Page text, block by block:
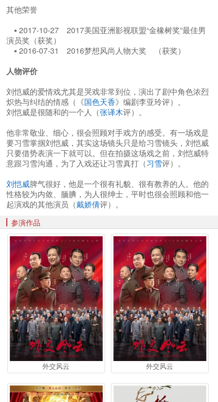
其他荣誉
▪ 2017-10-27 2017美国亚洲影视联盟“金橡树奖”最佳男
演员奖（获奖）
▪ 2016-07-31 2016梦想风尚人物大奖 （获奖）
人物评价
刘恺威的爱情戏尤其是哭戏非常到位，演出了剧中角色浓烈
炽热与纠结的情感（《国色天香》编剧李亚玲评）。
刘恺威是很随和的一个人（张译木评）。
他非常敬业、细心，很会照顾对手戏方的感受。有一场戏是
要习雪掌掴刘恺威，其实这场镜头只是给习雪镜头，刘恺威
只要借势表演一下就可以。但在拍摄这场戏之前，刘恺威特
意跟习雪沟通，为了入戏还让习雪真打（习雪评）。
刘恺威脾气很好，他是一个很有礼貌、很有教养的人。他的
性格较为内敛、腼腆，为人很绅士，平时也很会照顾和他一
起演戏的其他演员（戴娇倩评）。
参演作品
外交风云 外交风云